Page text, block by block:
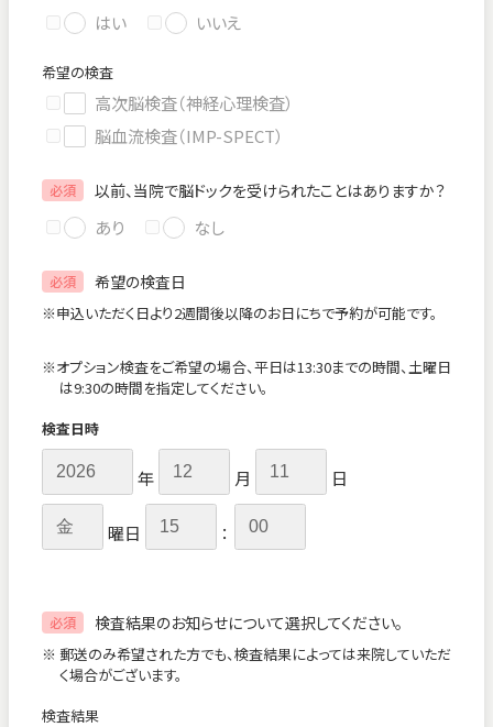
はい いいえ
希望の検査
高次脳検査（神経心理検査）
脳血流検査（IMP-SPECT）
必須 以前、当院で脳ドックを受けられたことはありますか？
あり なし
必須 希望の検査日
※申込いただく日より2週間後以降のお日にちで予約が可能です。
※オプション検査をご希望の場合、平日は13:30までの時間、土曜日
は9:30の時間を指定してください。
検査日時
年 月 日
曜日 ：
必須 検査結果のお知らせについて選択してください。
※ 郵送のみ希望された方でも、検査結果によっては来院していただ
く場合がございます。
検査結果